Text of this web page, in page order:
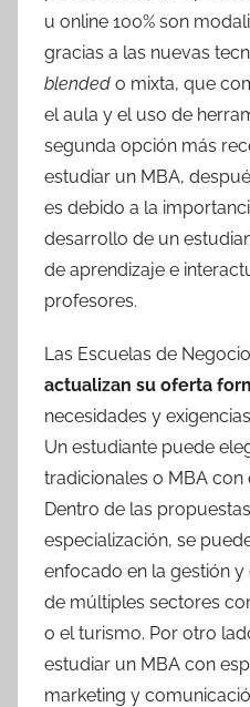
u online 100% son
gracias a las nuevas
blended o mixta, que
el aula y el uso de
segunda opción más
estudiar un MBA,
es debido a la
desarrollo de un
de aprendizaje e
profesores.
Las Escuelas de
actualizan su oferta
necesidades y
Un estudiante puede
tradicionales o MBA con
Dentro de las
especialización, se
enfocado en la gestión
de múltiples sectores
o el turismo. Por otro
estudiar un MBA con
marketing y